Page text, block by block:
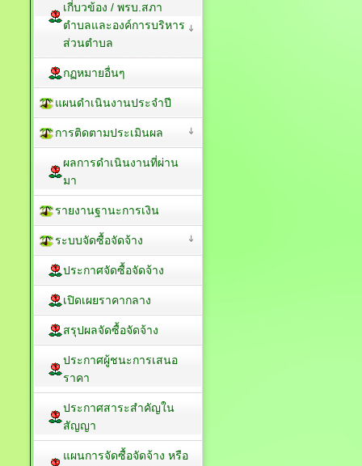
เกี่บวข้อง / พรบ.สภา
ตำบลและองค์การบริหาร
ส่วนตำบล
กฏหมายอื่นๆ
แผนดำเนินงานประจำปี
การติดตามประเมินผล
ผลการดำเนินงานที่ผ่าน
มา
รายงานฐานะการเงิน
ระบบจัดซื้อจัดจ้าง
ประกาศจัดซื้อจัดจ้าง
เปิดเผยราคากลาง
สรุปผลจัดซื้อจัดจ้าง
ประกาศผู้ชนะการเสนอ
ราคา
ประกาศสาระสำคัญใน
สัญญา
แผนการจัดซื้อจัดจ้าง หรือ